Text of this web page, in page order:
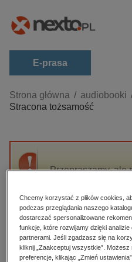
E-prasa
Kategorie
Zobacz wszystkie E-prasa
budownictwo,
darmowe wydania
edukacja
hobby, sport, rozrywka
komputery, internet,
Strona główna audiobooki
Stracona tożsamość
Przepraszamy, ale
High-contrast mode
Polecane
Chcemy korzystać z plików cookies,
podczas przeglądania naszego
dostarczać spersonalizowane
funkcje, które rozwijamy dzięki
partnerami. Jeśli zgadzasz się na
kliknij „Zaakceptuj wszystkie”.
preferencje, klikając „Zmień